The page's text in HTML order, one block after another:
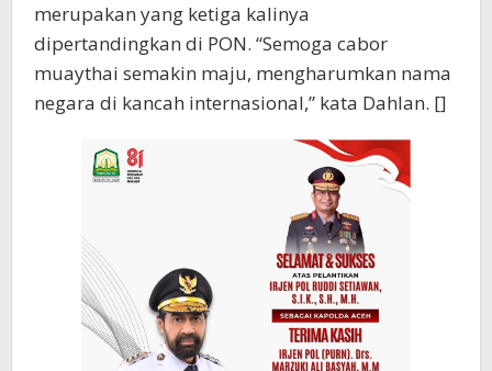
merupakan yang ketiga kalinya
dipertandingkan di PON. “Semoga cabor
muaythai semakin maju, mengharumkan nama
negara di kancah internasional,” kata Dahlan. []